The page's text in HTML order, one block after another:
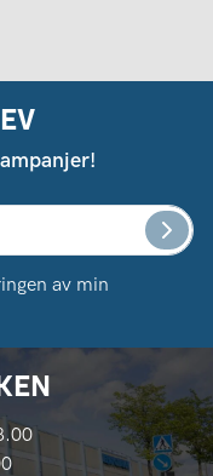
av min